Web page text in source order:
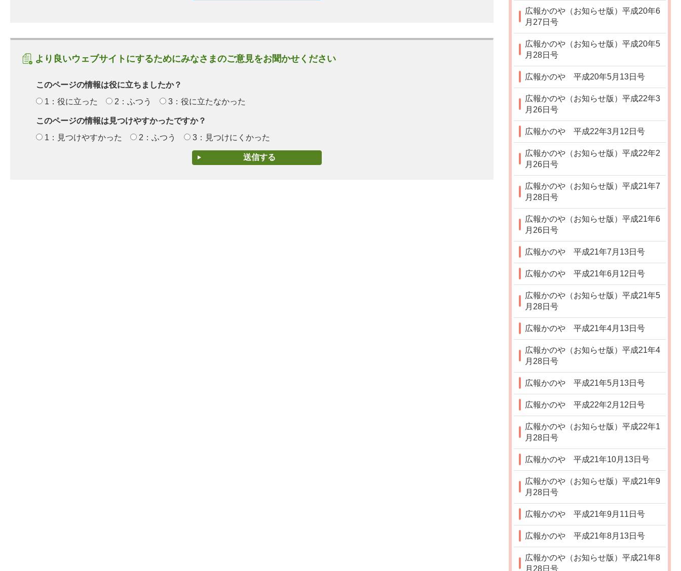
より良いウェブサイトにするためにみなさまのご意見をお聞かせください
このページの情報は役に立ちましたか？
1：役に立った
2：ふつう 3：役に立たなかった
このページの情報は見つけやすかったですか？
1：見つけやすかった
2：ふつう 3：見つけにくかった
広報かのや（お知らせ版）平成20年6
月27日号
広報かのや（お知らせ版）平成20年5
月28日号
広報かのや 平成20年5月13日号
広報かのや（お知らせ版）平成22年3
月26日号
広報かのや 平成22年3月12日号
広報かのや（お知らせ版）平成22年2
月26日号
広報かのや（お知らせ版）平成21年7
月28日号
広報かのや（お知らせ版）平成21年6
月26日号
広報かのや 平成21年7月13日号
広報かのや 平成21年6月12日号
広報かのや（お知らせ版）平成21年5
月28日号
広報かのや 平成21年4月13日号
広報かのや（お知らせ版）平成21年4
月28日号
広報かのや 平成21年5月13日号
広報かのや 平成22年2月12日号
広報かのや（お知らせ版）平成22年1
月28日号
広報かのや 平成21年10月13日号
広報かのや（お知らせ版）平成21年9
月28日号
広報かのや 平成21年9月11日号
広報かのや 平成21年8月13日号
広報かのや（お知らせ版）平成21年8
月28日号